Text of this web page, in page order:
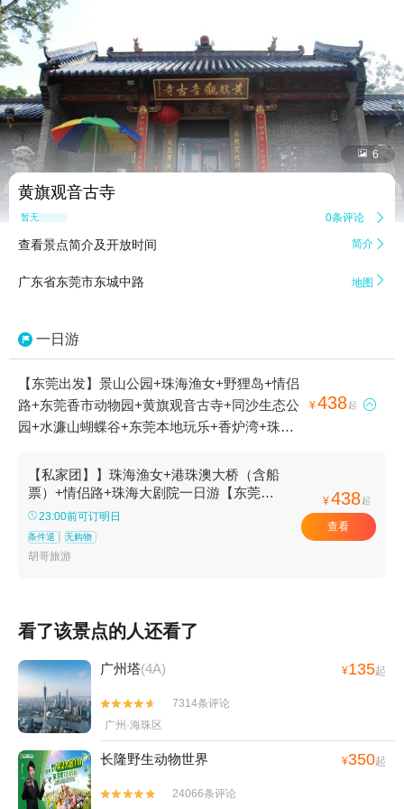
 6
黄旗观音古寺
暂无点评 0条评论 
查看景点简介及开放时间 简介 
广东省东莞市东城中路 地图 
一日游
【东莞出发】景山公园+珠海渔女+野狸岛+情侣
路+东莞香市动物园+黄旗观音古寺+同沙生态公
园+水濂山蝴蝶谷+东莞本地玩乐+香炉湾+珠海
+珠海情侣路海滨浴场1日游
¥438起 
【私家团】】珠海渔女+港珠澳大桥（含船
票）+情侣路+珠海大剧院一日游【东莞市
区上门接送+纯玩独立出行】
23:00前可订明日
条件退 无购物
胡哥旅游
¥438起
查看
看了该景点的人还看了
广州塔(4A) ¥135起


7314条评论
广州·海珠区
长隆野生动物世界 ¥350起


24066条评论
